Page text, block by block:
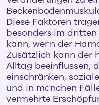
Diese Faktoren
besonders im
kann, wenn der
Zusätzlich kann der
Alltag beeinflussen,
einschränken,
und in manchen
vermehrte